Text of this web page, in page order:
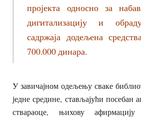
пројекта односно за
дигитализацију и
садржаја додељена
700.000 динара.
У завичајном одељењу сваке
једне средине, стављајући посебан
ствараоце, њихову